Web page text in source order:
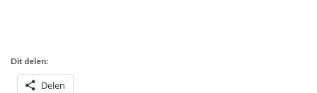
Dit delen:
Delen